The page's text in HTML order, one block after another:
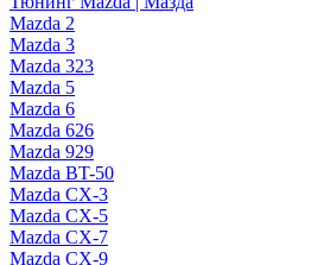
Mazda 2
Mazda 3
Mazda 323
Mazda 5
Mazda 6
Mazda 626
Mazda 929
Mazda BT-50
Mazda CX-3
Mazda CX-5
Mazda CX-7
Mazda CX-9